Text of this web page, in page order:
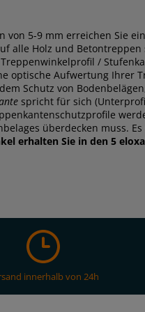
von 5-9 mm erreichen Sie
alle Holz und
/
optische Aufwertung Ihrer
Schutz von
spricht für sich
überdecken muss.
erhalten Sie in den 5
innerhalb von 24h